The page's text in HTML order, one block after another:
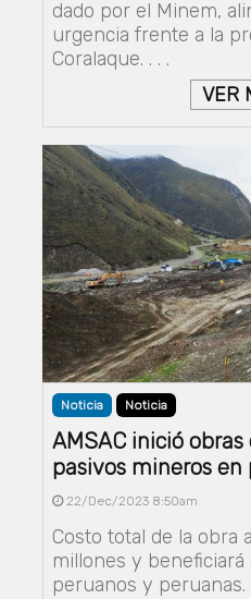
dado por el Minem,
urgencia frente a la
Coralaque. . . .
VER
Noticia Noticia
AMSAC inició
pasivos mineros
22/Dec/2023 8:50am
Costo total de la obra
millones y beneficiará
peruanos y peruanas.